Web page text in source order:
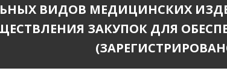
ВИДОВ МЕДИЦИНСКИХ
ЗАКУПОК ДЛЯ